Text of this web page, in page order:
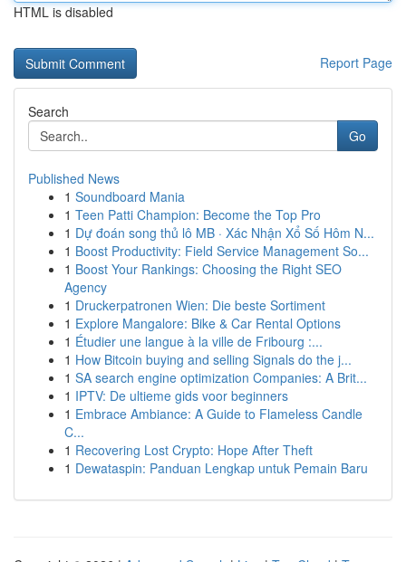
HTML is disabled
Report Page
Search
Go
Published News
1 Soundboard Mania
1 Teen Patti Champion: Become the Top Pro
1 Dự đoán song thủ lô MB · Xác Nhận Xổ Số Hôm N...
1 Boost Productivity: Field Service Management So...
1 Boost Your Rankings: Choosing the Right SEO
Agency
1 Druckerpatronen Wien: Die beste Sortiment
1 Explore Mangalore: Bike & Car Rental Options
1 Étudier une langue à la ville de Fribourg :...
1 How Bitcoin buying and selling Signals do the j...
1 SA search engine optimization Companies: A Brit...
1 IPTV: De ultieme gids voor beginners
1 Embrace Ambiance: A Guide to Flameless Candle
C...
1 Recovering Lost Crypto: Hope After Theft
1 Dewataspin: Panduan Lengkap untuk Pemain Baru